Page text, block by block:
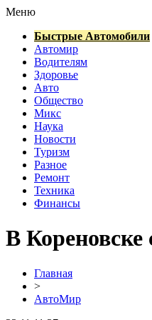
Меню
Быстрые Автомобили
Автомир
Водителям
Здоровье
Авто
Общество
Микс
Наука
Новости
Туризм
Разное
Ремонт
Техника
Финансы
В
Главная
>
АвтоМир